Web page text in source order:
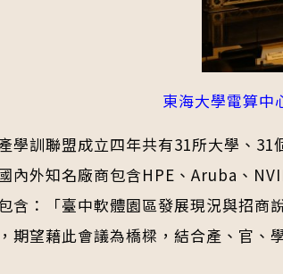
東海大學電算中
學訓聯盟成立四年共有31所大學、
內外知名廠商包含HPE、Aruba、
含：「臺中軟體園區發展現況與招
期望藉此會議為橋樑，結合產、官、